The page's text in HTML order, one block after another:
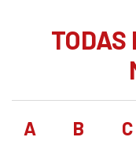
TODAS
A B C